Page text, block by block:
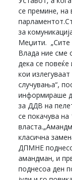
се премине, на
за
Меџити. „Сите
Влада ние сме
дека се повеќе
кои
случувања“,
информираше
за ДДВ на
се покачува
класична
ДПМНЕ
амандман, и
поднесоа ден